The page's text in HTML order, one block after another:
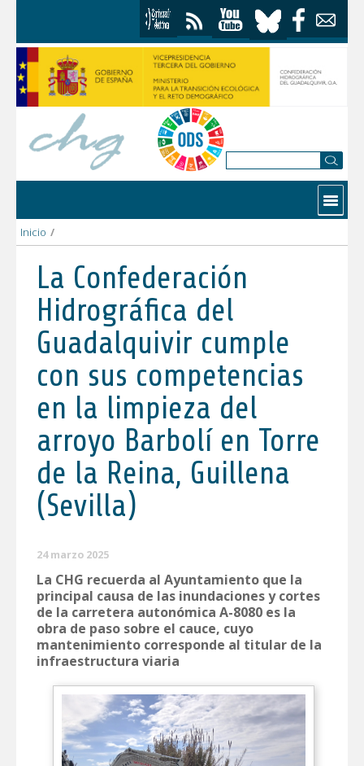
Contactar
Inicio /
La Confederación
Hidrográfica del
Guadalquivir cumple
con sus competencias
en la limpieza del
arroyo Barbolí en Torre
de la Reina, Guillena
(Sevilla)
24 marzo 2025
La CHG recuerda al Ayuntamiento que la
principal causa de las inundaciones y cortes
de la carretera autonómica A-8080 es la
obra de paso sobre el cauce, cuyo
mantenimiento corresponde al titular de la
infraestructura viaria